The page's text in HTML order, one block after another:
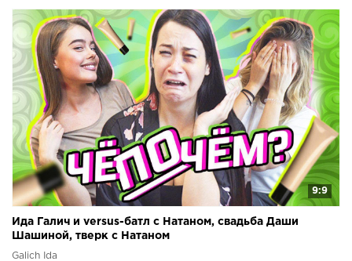
9:9
Ида Галич и versus-батл с Натаном, свадьба Даши
Шашиной, тверк с Натаном
Galich Ida